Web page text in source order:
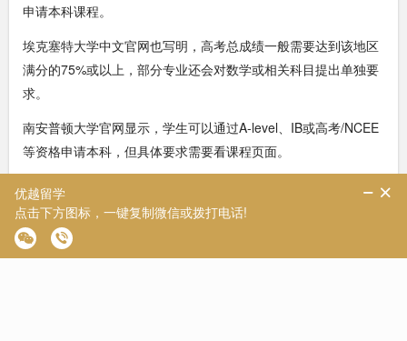
申请本科课程。
埃克塞特大学中文官网也写明，高考总成绩一般需要达到该地区
满分的75%或以上，部分专业还会对数学或相关科目提出单独要
求。
南安普顿大学官网显示，学生可以通过A-level、IB或高考/NCEE
等资格申请本科，但具体要求需要看课程页面。
谢菲尔德大学则按A-level要求做对应：AAA及以上课程通常要求
高考总分至少75%，AAB-ABB对应至少70%，BBB-BBC对应至
少65%。